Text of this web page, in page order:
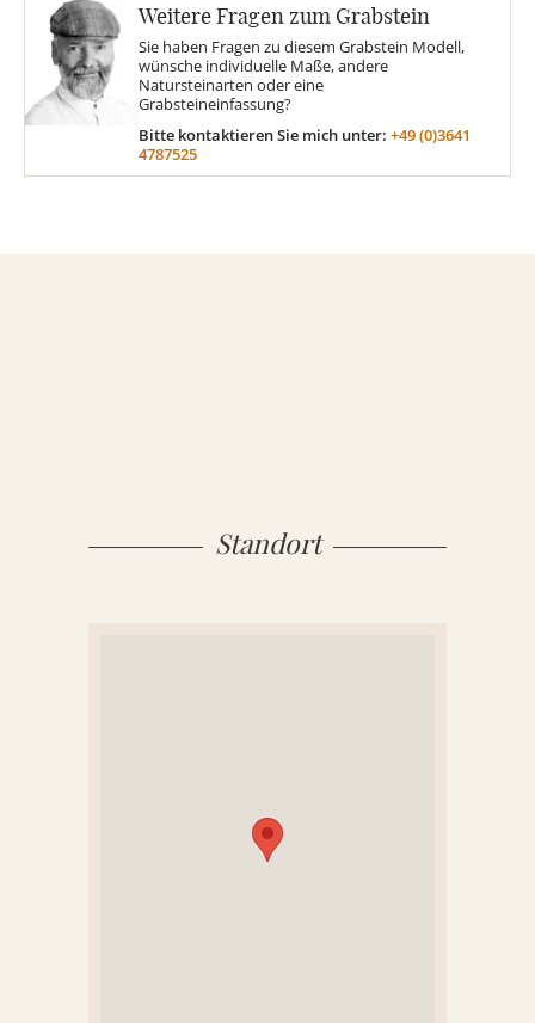
Sonne
Findling
Weitere Fragen zum Grabstein
Sie haben Fragen zu diesem Grabstein Modell,
wünsche individuelle Maße, andere
Natursteinarten oder eine
Grabsteineinfassung?
Bitte kontaktieren Sie mich unter: +49 (0)3641
4787525
Standort